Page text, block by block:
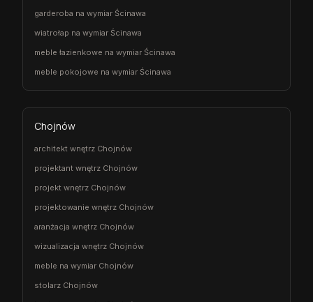
garderoba na wymiar Ścinawa
wiatrołap na wymiar Ścinawa
meble łazienkowe na wymiar Ścinawa
meble pokojowe na wymiar Ścinawa
Chojnów
architekt wnętrz Chojnów
projektant wnętrz Chojnów
projekt wnętrz Chojnów
projektowanie wnętrz Chojnów
aranżacja wnętrz Chojnów
wizualizacja wnętrz Chojnów
meble na wymiar Chojnów
stolarz Chojnów